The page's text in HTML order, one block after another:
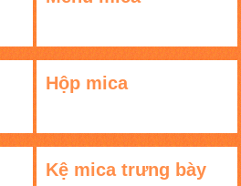
Hộp mica
Kệ mica trưng bày